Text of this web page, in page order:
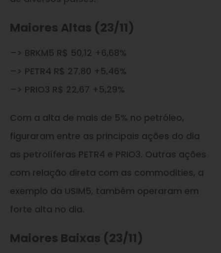
Maiores Altas (23/11)
–> BRKM5 R$ 50,12 +6,68%
–> PETR4 R$ 27,80 +5,46%
–> PRIO3 R$ 22,67 +5,29%
Com a alta de mais de 5% no petróleo,
figuraram entre as principais ações do dia
as petrolíferas PETR4 e PRIO3. Outras ações
com relação direta com as commodities, a
exemplo da USIM5, também operaram em
forte alta no dia.
Maiores Baixas (23/11)